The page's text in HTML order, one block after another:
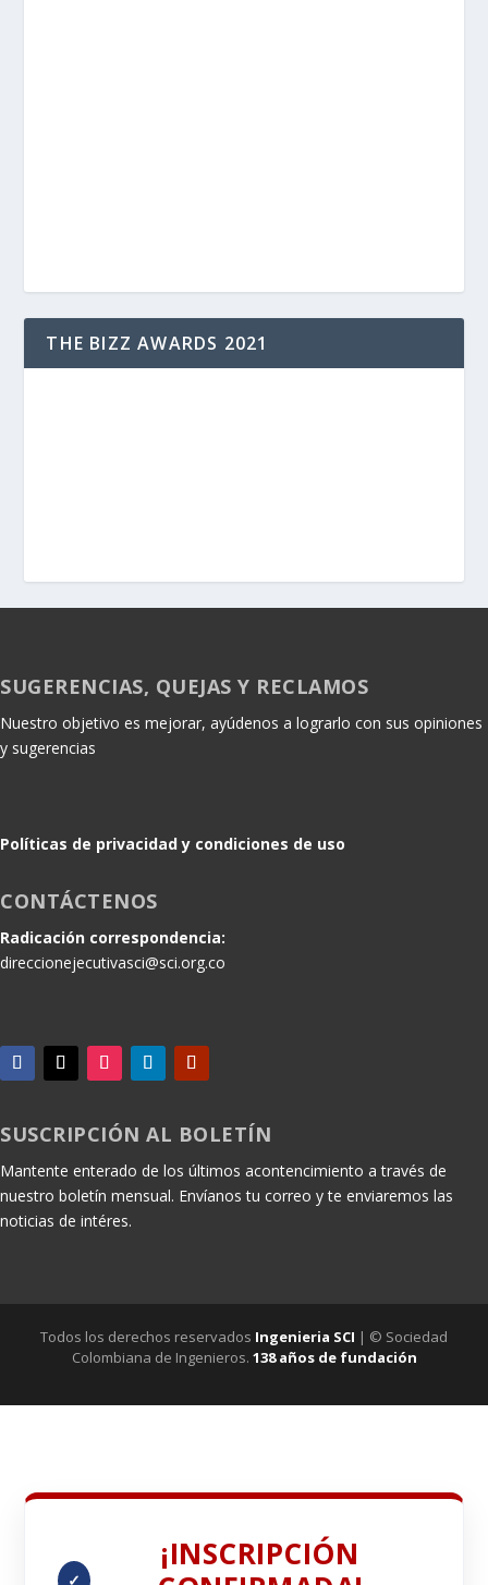
THE BIZZ AWARDS 2021
SUGERENCIAS, QUEJAS Y RECLAMOS
Nuestro objetivo es mejorar, ayúdenos a lograrlo con sus opiniones
y sugerencias
Políticas de privacidad y condiciones de uso
CONTÁCTENOS
Radicación correspondencia:
direccionejecutivasci@sci.org.co
SUSCRIPCIÓN AL BOLETÍN
Mantente enterado de los últimos acontencimiento a través de
nuestro boletín mensual. Envíanos tu correo y te enviaremos las
noticias de intéres.
Todos los derechos reservados Ingenieria SCI | © Sociedad
Colombiana de Ingenieros. 138 años de fundación
✓
¡INSCRIPCIÓN